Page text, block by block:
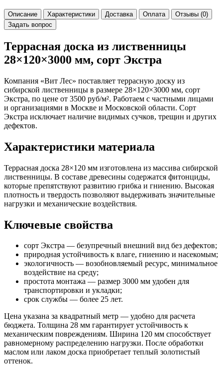
Описание Характеристики Доставка Оплата
Отзывы (0)
Задать вопрос
Террасная доска из лиственницы
28×120×3000 мм, сорт Экстра
Компания «Вит Лес» поставляет террасную доску из
сибирской лиственницы в размере 28×120×3000 мм, сорт
Экстра, по цене от 3500 руб/м². Работаем с частными лицами
и организациями в Москве и Московской области. Сорт
Экстра исключает наличие видимых сучков, трещин и других
дефектов.
Характеристики материала
Террасная доска 28×120 мм изготовлена из массива сибирской
лиственницы. В составе древесины содержатся фитонциды,
которые препятствуют развитию грибка и гниению. Высокая
плотность и твердость позволяют выдерживать значительные
нагрузки и механические воздействия.
Ключевые свойства
сорт Экстра — безупречный внешний вид без дефектов;
природная устойчивость к влаге, гниению и насекомым;
экологичность — возобновляемый ресурс, минимальное
воздействие на среду;
простота монтажа — размер 3000 мм удобен для
транспортировки и укладки;
срок службы — более 25 лет.
Цена указана за квадратный метр — удобно для расчета
бюджета. Толщина 28 мм гарантирует устойчивость к
механическим повреждениям. Ширина 120 мм способствует
равномерному распределению нагрузки. После обработки
маслом или лаком доска приобретает теплый золотистый
оттенок.